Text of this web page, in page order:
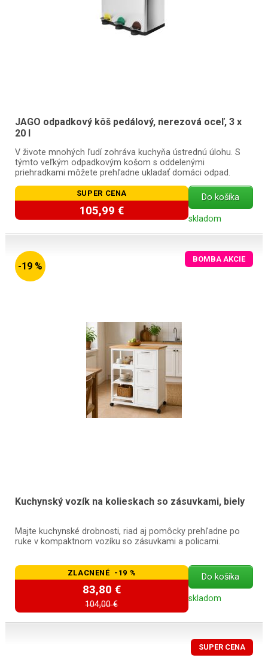
JAGO odpadkový kôš pedálový, nerezová oceľ, 3 x
20 l
V živote mnohých ľudí zohráva kuchyňa ústrednú úlohu. S
týmto veľkým odpadkovým košom s oddelenými
priehradkami môžete prehľadne ukladať domáci odpad.
SUPER CENA
105,99 €
Do košíka
skladom
-19 %
BOMBA AKCIE
Kuchynský vozík na kolieskach so zásuvkami, biely
Majte kuchynské drobnosti, riad aj pomôcky prehľadne po
ruke v kompaktnom vozíku so zásuvkami a policami.
ZLACNENÉ -19 %
83,80 €
104,00 €
Do košíka
skladom
SUPER CENA